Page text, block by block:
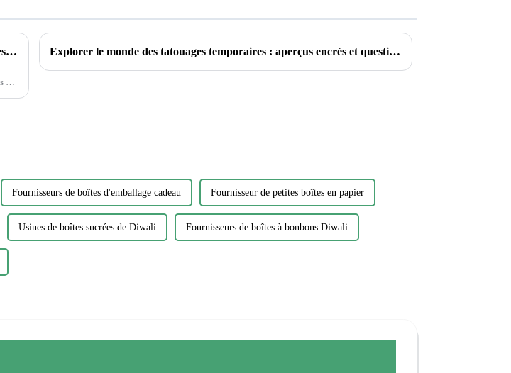
Déverrouiller la magie des autocollants : la science derrière le choix des autocollants Explorer le monde des tatouages ​​temporaires : aperçus encrés et questions courantes
Fournisseurs de boîtes d'emballage cadeau Fournisseur de petites boîtes en papier
Usines de boîtes sucrées de Diwali Fournisseurs de boîtes à bonbons Diwali